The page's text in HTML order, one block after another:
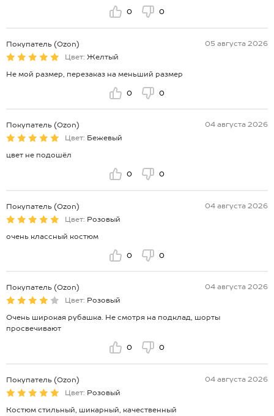
0 0
Покупатель (Ozon)
05 августа 2026
Цвет: Желтый
Не мой размер, перезаказ на меньший размер
0 0
Покупатель (Ozon)
04 августа 2026
Цвет: Бежевый
цвет не подошёл
0 0
Покупатель (Ozon)
04 августа 2026
Цвет: Розовый
очень классный костюм
0 0
Покупатель (Ozon)
04 августа 2026
Цвет: Розовый
Очень широкая рубашка. Не смотря на подклад, шорты
просвечивают
0 0
Покупатель (Ozon)
04 августа 2026
Цвет: Розовый
Костюм стильный, шикарный, качественный